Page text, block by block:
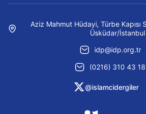
Aziz Mahmut Hüdayi, Türbe Kapısı
Üsküdar/İstanbul
idp@idp.org.tr
(0216) 310 43 18
@islamcidergiler